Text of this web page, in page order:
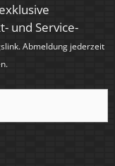
und Service-
Abmeldung jederzeit
.